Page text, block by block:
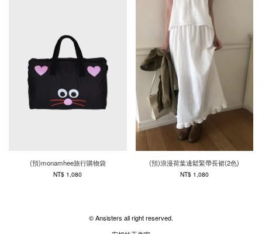
(預)monamhee旅行購物袋
NT$ 1,080
(預)浪漫荷葉邊鬆緊帶長裙(2色)
NT$ 1,080
© Ansisters all right reserved.